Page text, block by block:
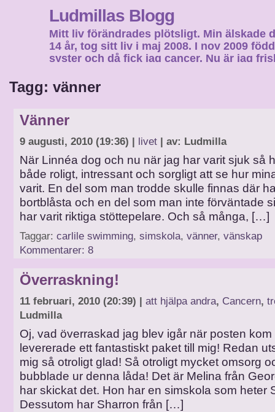
Ludmillas Blogg
Mitt liv förändrades plötsligt. Min älskade
14 år, tog sitt liv i maj 2008. I nov 2009
syster och då fick jag cancer. Nu är jag
Tagg: vänner
Vänner
9 augusti, 2010 (19:36) | livet | av: Ludmilla
När Linnéa dog och nu när jag har varit sjuk så
både roligt, intressant och sorgligt att se hur
varit. En del som man trodde skulle finnas där
bortblåsta och en del som man inte förväntade
har varit riktiga stöttepelare. Och så många, […]
Taggar: carlile swimming, simskola, vänner, vänskap
Kommentarer: 8
Överraskning!
11 februari, 2010 (20:39) | att hjälpa andra, Cancern,
Ludmilla
Oj, vad överraskad jag blev igår när posten kom
levererade ett fantastiskt paket till mig! Redan
mig så otroligt glad! Så otroligt mycket omsorg
bubblade ur denna låda! Det är Melina från
har skickat det. Hon har en simskola som heter
Dessutom har Sharron från […]